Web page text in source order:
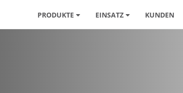
PRODUKTE EINSATZ KUNDEN